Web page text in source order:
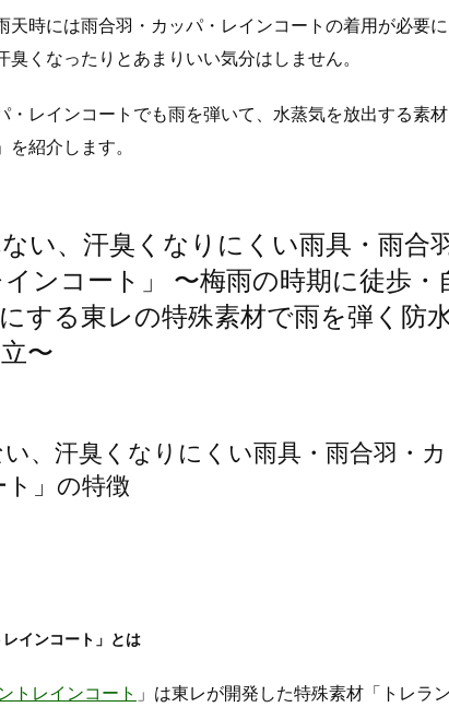
天時には雨合羽・カッパ・レインコートの着用が必要
くなったりとあまりいい気分はしません。
・レインコートでも雨を弾いて、水蒸気を放出する素
」を紹介します。
い、汗臭くなりにくい雨具・雨合
ンコート」 〜梅雨の時期に徒歩・
する東レの特殊素材で雨を弾く防
〜
、汗臭くなりにくい雨具・雨合羽・
」の特徴
レインコート」とは
トレインコート 」は東レが開発した特殊素材「トレラ